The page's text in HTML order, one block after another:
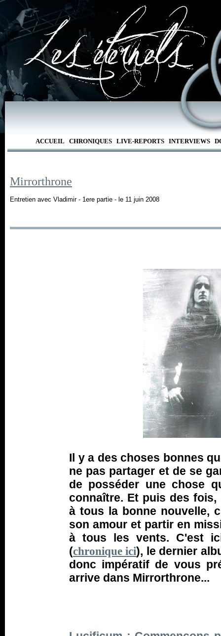
ACCUEIL CHRONIQUES LIVE-REPORTS INTERVIEWS
Mirrorthrone
Entretien avec Vladimir - 1ere partie - le 11 juin 2008
Il y a des choses bonnes
ne pas partager et de se
de posséder une chose
connaître. Et puis des
à tous la bonne nouvelle,
son amour et partir en
à tous les vents. C'est
(chronique ici), le dernier
donc impératif de vous
arrive dans Mirrorthrone...